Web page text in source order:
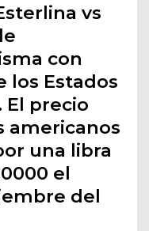
vs
con
los Estados
El precio
americanos
una libra
el
del